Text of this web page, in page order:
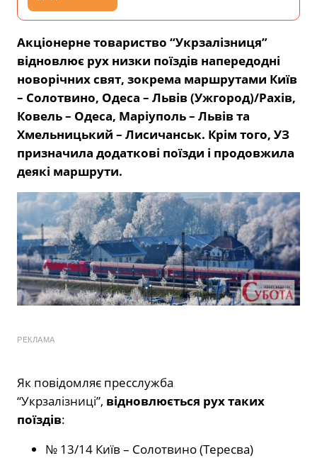
Акціонерне товариство “Укрзалізниця”
відновлює рух низки поїздів напередодні
новорічних свят, зокрема маршрутами Київ
– Солотвино, Одеса – Львів (Ужгород)/Рахів,
Ковель – Одеса, Маріуполь – Львів та
Хмельницький – Лисичанськ. Крім того, УЗ
призначила додаткові поїзди і продовжила
деякі маршрути.
РЕКЛАМА
Як повідомляє пресслужба
“Укрзалізниці”, відновлюється рух таких
поїздів:
№ 13/14 Київ – Солотвино (Тересва)